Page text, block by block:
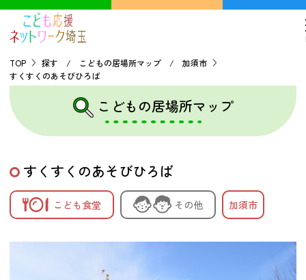
TOP
こどもの貧困について
探す
こどもの居場所マップ
バーチャルユースセンター
TOP
探す / こどもの居場所マップ / 加須市
すくすくのあそびひろば
こどもの居場所マップ
すくすくのあそびひろば
こども食堂 その他 加須市